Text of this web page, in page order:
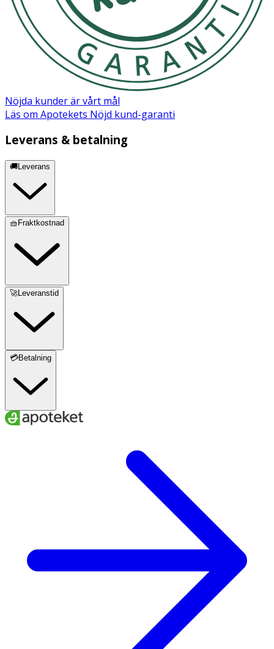
Nöjda kunder är vårt mål
Läs om Apotekets Nöjd kund-garanti
Leverans & betalning
🚚Leverans
🧺Fraktkostnad
🚀Leveranstid
💳Betalning